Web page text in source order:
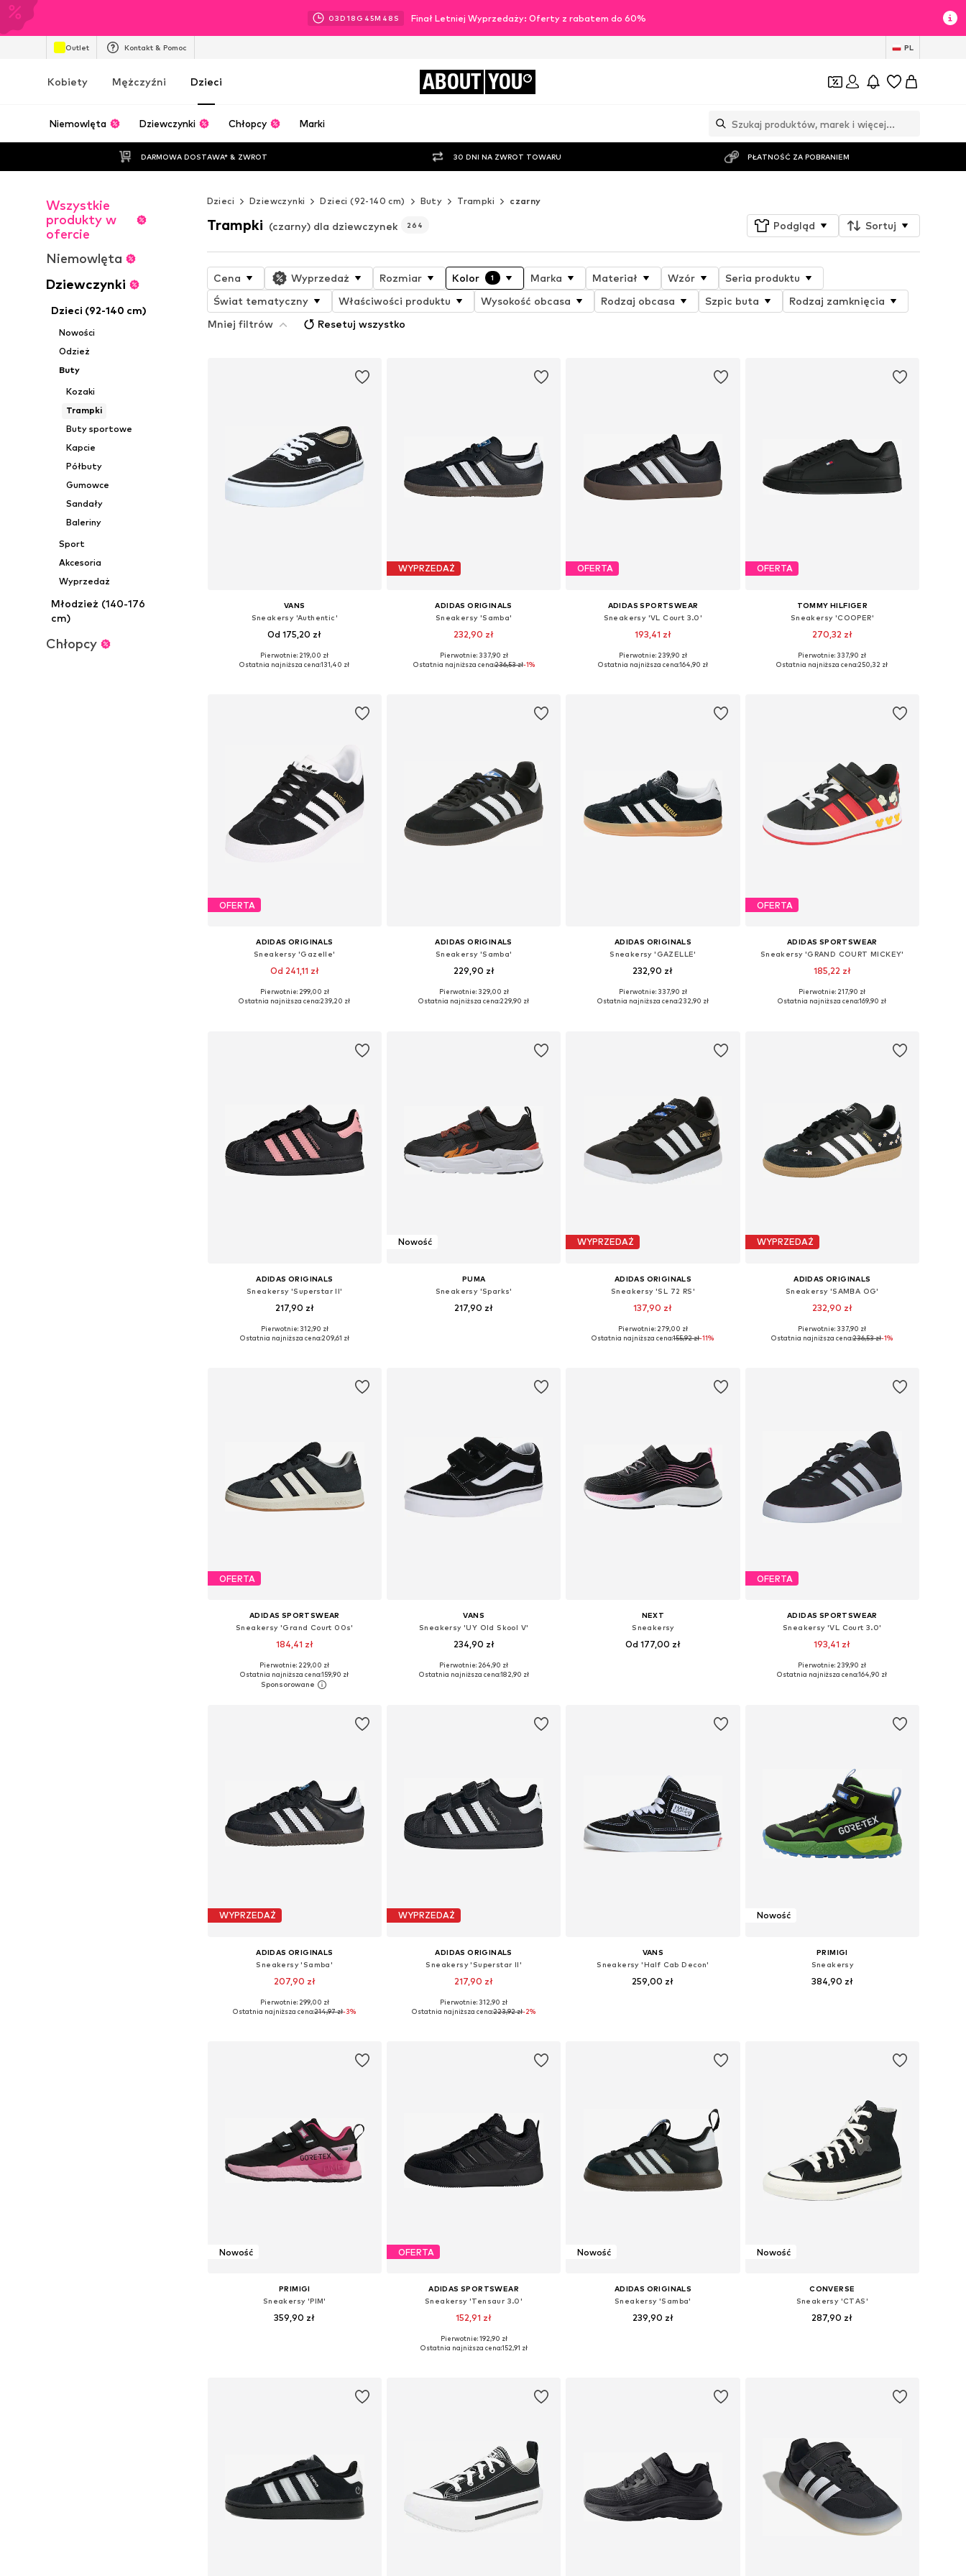
03D18 G 45M 46 S Finał Letniej Wyprzedaży: Oferty z rabatem do 60%
Outlet Kontakt & Pomoc PL
Kobiety Mężczyźni Dzieci ABOUT YOU
Niemowlęta Dziewczynki Chłopcy Marki
DARMOWA DOSTAWA* & ZWROT 30 DNI NA ZWROT TOWARU PŁATNOŚĆ ZA POBRANIEM
Wszystkie
produkty w
ofercie
Niemowlęta
Dziewczynki
Dzieci (92-140 cm)
Nowości
Odzież
Buty
Kozaki
Trampki
Buty sportowe
Kapcie
Półbuty
Gumowce
Sandały
Baleriny
Sport
Akcesoria
Wyprzedaż
Młodzież (140-176
cm)
Chłopcy
Dzieci Dziewczynki Dzieci (92-140 cm) Buty Trampki czarny
Trampki (czarny) dla dziewczynek 264 Podgląd Sortuj
Cena Wyprzedaż Rozmiar Kolor 1 Marka Materiał Wzór
Seria produktu
Świat tematyczny
Właściwości produktu Wysokość obcasa Rodzaj obcasa Szpic buta
Rodzaj zamknięcia
Mniej filtrów
Resetuj wszystko
VANS
Sneakersy 'Authentic'
Od 175,20 zł
Dostępne w różnych rozmiarach
Pierwotnie: 219,00 zł
Ostatnia najniższa cena:131,40 zł
WYPRZEDAŻ
ADIDAS ORIGINALS
Sneakersy 'Samba'
232,90 zł
Dostępne w różnych rozmiarach
Pierwotnie: 337,90 zł
Ostatnia najniższa cena:236,53 zł-1%
OFERTA
ADIDAS SPORTSWEAR
Sneakersy 'VL Court 3.0'
193,41 zł
+3
Dostępne w różnych rozmiarach
Pierwotnie: 239,90 zł
Ostatnia najniższa cena:164,90 zł
OFERTA
TOMMY HILFIGER
Sneakersy 'COOPER'
270,32 zł
Dostępne w różnych rozmiarach
Pierwotnie: 337,90 zł
Ostatnia najniższa cena:250,32 zł
OFERTA
ADIDAS ORIGINALS
Sneakersy 'Gazelle'
Od 241,11 zł
+ 10
Dostępne w różnych rozmiarach
Pierwotnie: 299,00 zł
Ostatnia najniższa cena:239,20 zł
ADIDAS ORIGINALS
Sneakersy 'Samba'
229,90 zł
Dostępne w różnych rozmiarach
Pierwotnie: 329,00 zł
Ostatnia najniższa cena:229,90 zł
ADIDAS ORIGINALS
Sneakersy 'GAZELLE'
232,90 zł
Dostępne w różnych rozmiarach
Pierwotnie: 337,90 zł
Ostatnia najniższa cena:232,90 zł
OFERTA
ADIDAS SPORTSWEAR
Sneakersy 'GRAND COURT MICKEY'
185,22 zł
Dostępne w różnych rozmiarach
Pierwotnie: 217,90 zł
Ostatnia najniższa cena:169,90 zł
ADIDAS ORIGINALS
Sneakersy 'Superstar II'
217,90 zł
Dostępne w różnych rozmiarach
Pierwotnie: 312,90 zł
Ostatnia najniższa cena:209,61 zł
Nowość
PUMA
Sneakersy 'Sparks'
217,90 zł
WYPRZEDAŻ
ADIDAS ORIGINALS
Sneakersy 'SL 72 RS'
137,90 zł
Dostępne w różnych rozmiarach
Pierwotnie: 279,00 zł
Ostatnia najniższa cena:155,92 zł-11%
WYPRZEDAŻ
ADIDAS ORIGINALS
Sneakersy 'SAMBA OG'
232,90 zł
Dostępne w różnych rozmiarach
Pierwotnie: 337,90 zł
Ostatnia najniższa cena:236,53 zł-1%
OFERTA
ADIDAS SPORTSWEAR
Sneakersy 'Grand Court 00s'
184,41 zł
+7
Dostępne w różnych rozmiarach
Dodaj do koszyka
Pierwotnie: 229,00 zł
Ostatnia najniższa cena:159,90 zł
VANS
Sneakersy 'UY Old Skool V'
234,90 zł
Dostępne w różnych rozmiarach
Pierwotnie: 264,90 zł
Ostatnia najniższa cena:182,90 zł
NEXT
Sneakersy
Od 177,00 zł
OFERTA
ADIDAS SPORTSWEAR
Sneakersy 'VL Court 3.0'
193,41 zł
+7
Dostępne w różnych rozmiarach
Pierwotnie: 239,90 zł
Ostatnia najniższa cena:164,90 zł
WYPRZEDAŻ
ADIDAS ORIGINALS
Sneakersy 'Samba'
207,90 zł
Dostępne w różnych rozmiarach
Pierwotnie: 299,00 zł
Ostatnia najniższa cena:214,97 zł-3%
WYPRZEDAŻ
ADIDAS ORIGINALS
Sneakersy 'Superstar II'
217,90 zł
Dostępne w różnych rozmiarach
Pierwotnie: 312,90 zł
Ostatnia najniższa cena:223,92 zł-2%
VANS
Sneakersy 'Half Cab Decon'
259,00 zł
Nowość
PRIMIGI
Sneakersy
384,90 zł
Nowość
PRIMIGI
Sneakersy 'PIM'
359,90 zł
OFERTA
ADIDAS SPORTSWEAR
Sneakersy 'Tensaur 3.0'
152,91 zł
+7
Dostępne w różnych rozmiarach
Pierwotnie: 192,90 zł
Ostatnia najniższa cena:152,91 zł
Nowość
ADIDAS ORIGINALS
Sneakersy 'Samba'
239,90 zł
Nowość
CONVERSE
Sneakersy 'CTAS'
287,90 zł